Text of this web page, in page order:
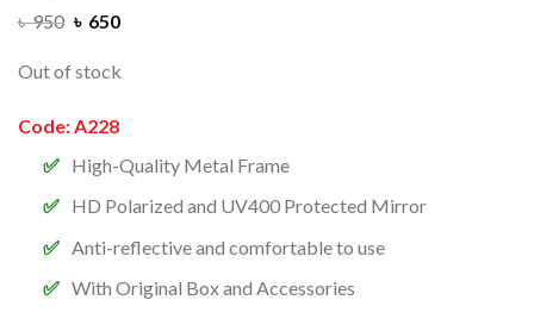
৳950 ৳ 650
Out of stock
Code: A228
High-Quality Metal Frame
HD Polarized and UV400 Protected Mirror
Anti-reflective and comfortable to use
With Original Box and Accessories